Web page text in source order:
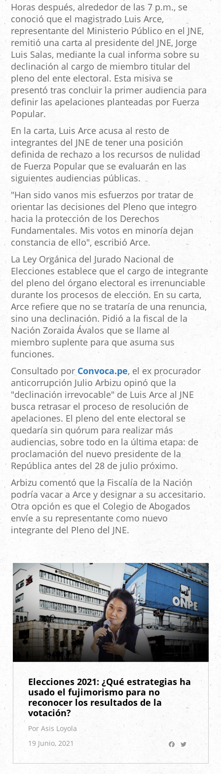
Horas después, alrededor de las 7 p.m., se
conoció que el magistrado Luis Arce,
representante del Ministerio Público en el JNE,
remitió una carta al presidente del JNE, Jorge
Luis Salas, mediante la cual informa sobre su
declinación al cargo de miembro titular del
pleno del ente electoral. Esta misiva se
presentó tras concluir la primer audiencia para
definir las apelaciones planteadas por Fuerza
Popular.
En la carta, Luis Arce acusa al resto de
integrantes del JNE de tener una posición
definida de rechazo a los recursos de nulidad
de Fuerza Popular que se evaluarán en las
siguientes audiencias públicas.
"Han sido vanos mis esfuerzos por tratar de
orientar las decisiones del Pleno que integro
hacia la protección de los Derechos
Fundamentales. Mis votos en minoría dejan
constancia de ello", escribió Arce.
La Ley Orgánica del Jurado Nacional de
Elecciones establece que el cargo de integrante
del pleno del órgano electoral es irrenunciable
durante los procesos de elección. En su carta,
Arce refiere que no se trataría de una renuncia,
sino una declinación. Pidió a la fiscal de la
Nación Zoraida Ávalos que se llame al
miembro suplente para que asuma sus
funciones.
Consultado por Convoca.pe, el ex procurador
anticorrupción Julio Arbizu opinó que la
"declinación irrevocable" de Luis Arce al JNE
busca retrasar el proceso de resolución de
apelaciones. El pleno del ente electoral se
quedaría sin quórum para realizar más
audiencias, sobre todo en la última etapa: de
proclamación del nuevo presidente de la
República antes del 28 de julio próximo.
Arbizu comentó que la Fiscalía de la Nación
podría vacar a Arce y designar a su accesitario.
Otra opción es que el Colegio de Abogados
envíe a su representante como nuevo
integrante del Pleno del JNE.
Elecciones 2021: ¿Qué estrategias ha
usado el fujimorismo para no
reconocer los resultados de la
votación?
Por Asis Loyola
19 Junio, 2021
Facebook